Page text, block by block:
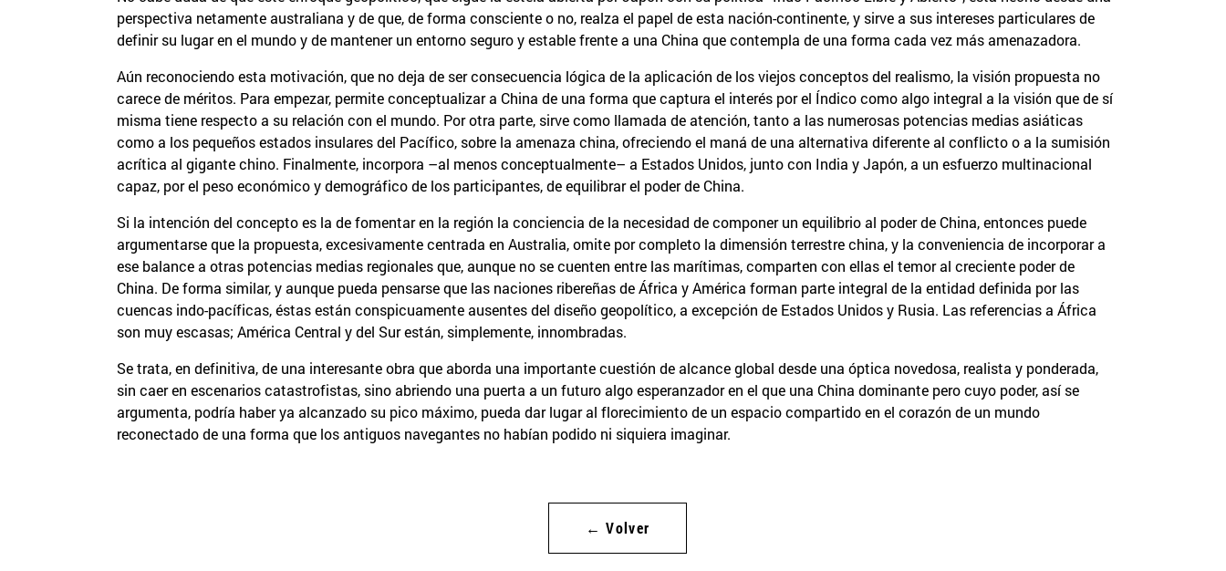
perspectiva netamente australiana y de que, de forma consciente o no, realza el papel de esta nación-continente, y sirve a sus intereses particulares de
definir su lugar en el mundo y de mantener un entorno seguro y estable frente a una China que contempla de una forma cada vez más amenazadora.
Aún reconociendo esta motivación, que no deja de ser consecuencia lógica de la aplicación de los viejos conceptos del realismo, la visión propuesta no
carece de méritos. Para empezar, permite conceptualizar a China de una forma que captura el interés por el Índico como algo integral a la visión que de sí
misma tiene respecto a su relación con el mundo. Por otra parte, sirve como llamada de atención, tanto a las numerosas potencias medias asiáticas
como a los pequeños estados insulares del Pacífico, sobre la amenaza china, ofreciendo el maná de una alternativa diferente al conflicto o a la sumisión
acrítica al gigante chino. Finalmente, incorpora –al menos conceptualmente– a Estados Unidos, junto con India y Japón, a un esfuerzo multinacional
capaz, por el peso económico y demográfico de los participantes, de equilibrar el poder de China.
Si la intención del concepto es la de fomentar en la región la conciencia de la necesidad de componer un equilibrio al poder de China, entonces puede
argumentarse que la propuesta, excesivamente centrada en Australia, omite por completo la dimensión terrestre china, y la conveniencia de incorporar a
ese balance a otras potencias medias regionales que, aunque no se cuenten entre las marítimas, comparten con ellas el temor al creciente poder de
China. De forma similar, y aunque pueda pensarse que las naciones ribereñas de África y América forman parte integral de la entidad definida por las
cuencas indo-pacíficas, éstas están conspicuamente ausentes del diseño geopolítico, a excepción de Estados Unidos y Rusia. Las referencias a África
son muy escasas; América Central y del Sur están, simplemente, innombradas.
Se trata, en definitiva, de una interesante obra que aborda una importante cuestión de alcance global desde una óptica novedosa, realista y ponderada,
sin caer en escenarios catastrofistas, sino abriendo una puerta a un futuro algo esperanzador en el que una China dominante pero cuyo poder, así se
argumenta, podría haber ya alcanzado su pico máximo, pueda dar lugar al florecimiento de un espacio compartido en el corazón de un mundo
reconectado de una forma que los antiguos navegantes no habían podido ni siquiera imaginar.
← Volver